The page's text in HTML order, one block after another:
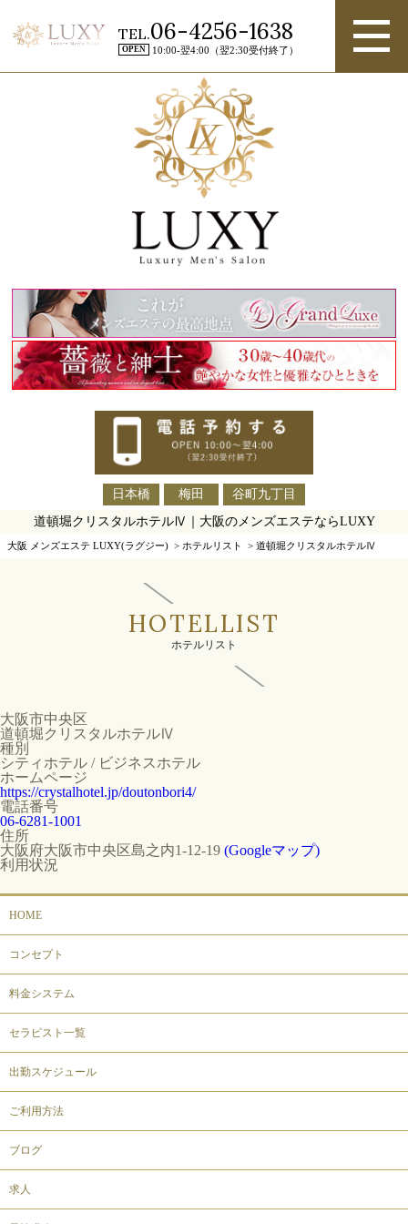
TEL.06-4256-1638
OPEN 10:00-翌4:00（翌2:30受付終了）
日本橋 梅田
谷町九丁目
道頓堀クリスタルホテルⅣ｜大阪のメンズエステならLUXY
大阪 メンズエステ LUXY(ラグジー) > ホテルリスト > 道頓堀クリスタルホテルⅣ
HOTELLIST
ホテルリスト
大阪市中央区
道頓堀クリスタルホテルⅣ
種別
シティホテル / ビジネスホテル
ホームページ
https://crystalhotel.jp/doutonbori4/
電話番号
06-6281-1001
住所
大阪府大阪市中央区島之内1-12-19 (Googleマップ)
利用状況
HOME
コンセプト
料金システム
セラピスト一覧
出勤スケジュール
ご利用方法
ブログ
求人